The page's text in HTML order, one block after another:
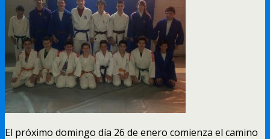
El próximo domingo día 26 de enero comienza el camino